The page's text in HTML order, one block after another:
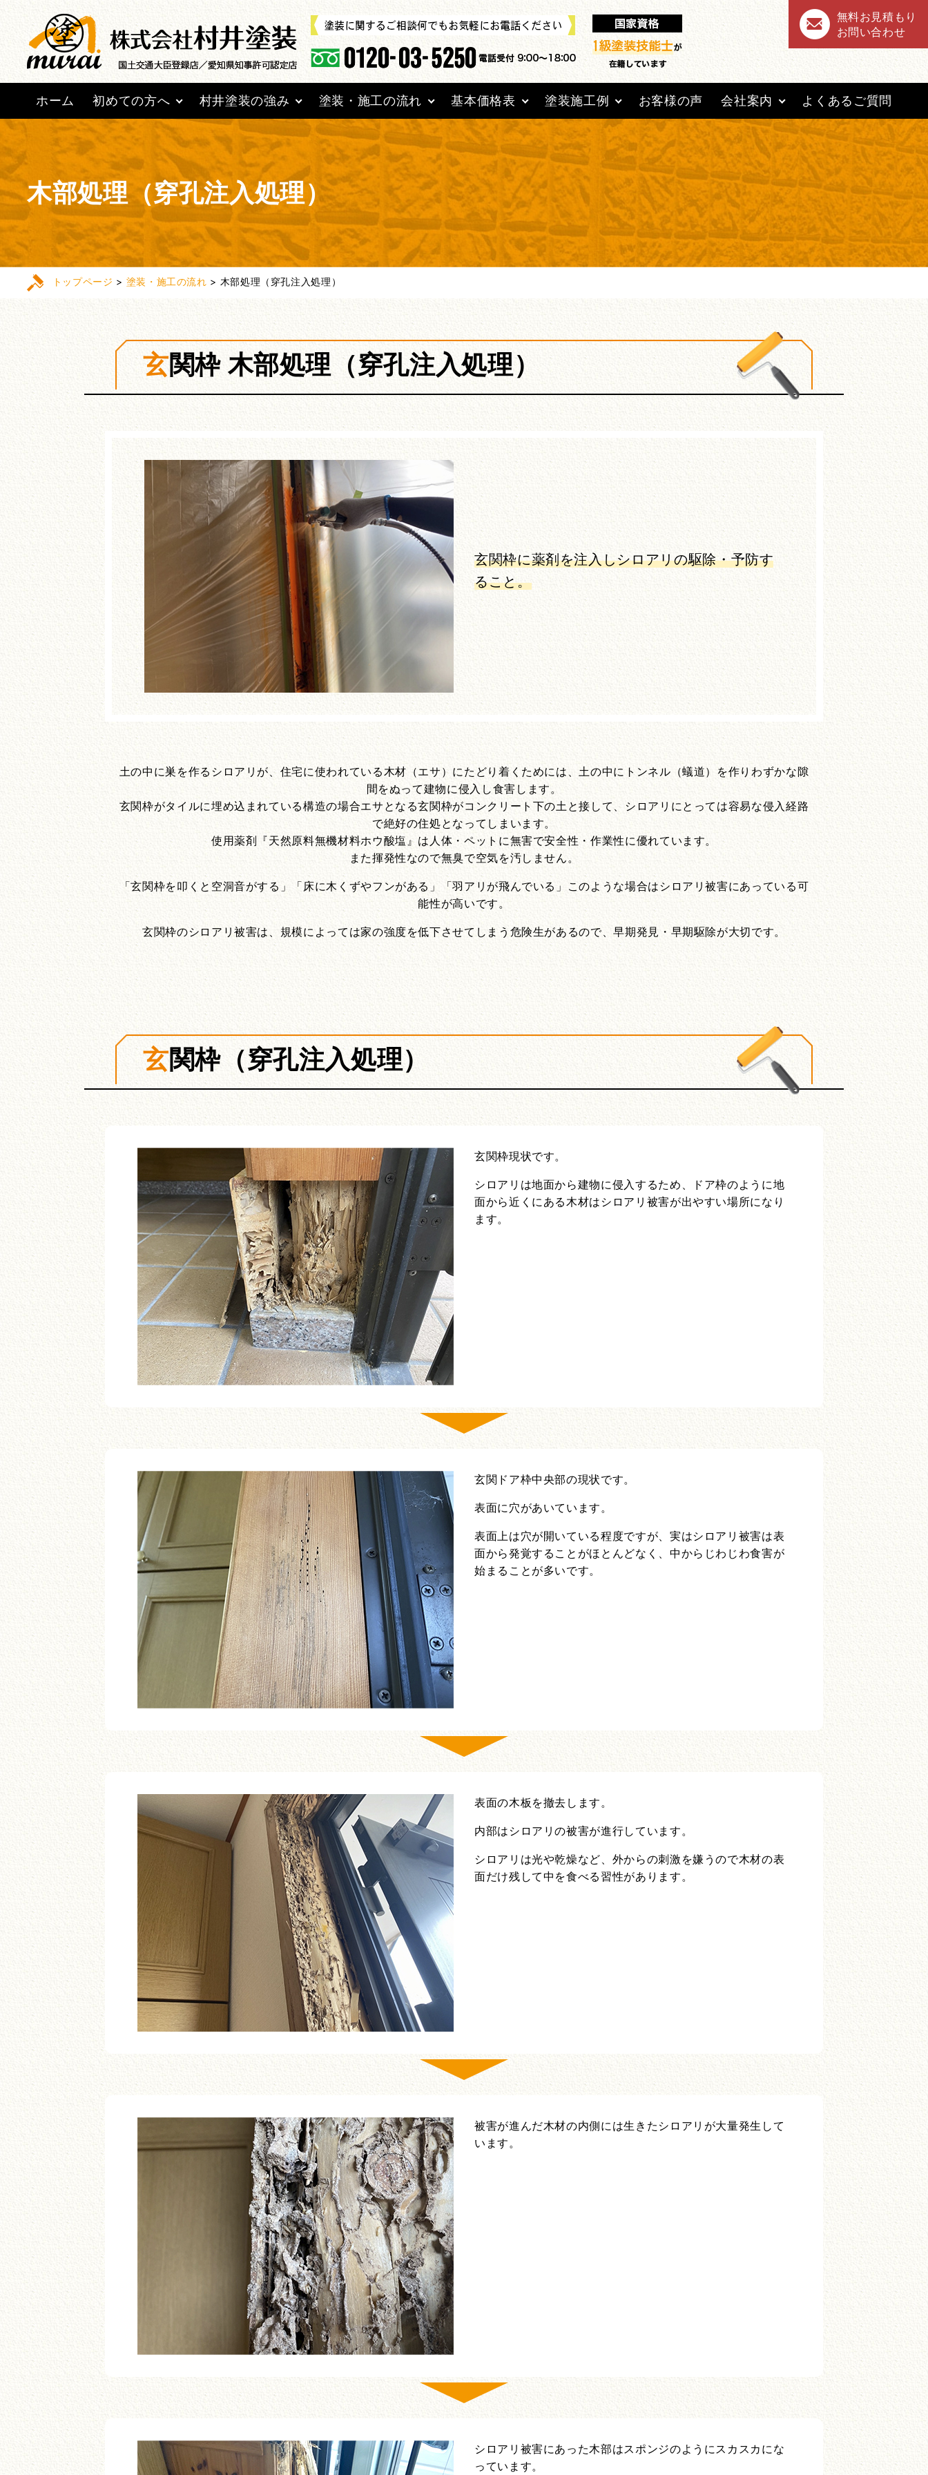
無料お見積もり
お問い合わせ
ホーム 初めての方へ 村井塗装の強み 塗装・施工の流れ 基本価格表 塗装施工例 お客様の声 会社案内 よくあるご質問
木部処理（穿孔注入処理）
トップページ > 塗装・施工の流れ > 木部処理（穿孔注入処理）
玄関枠 木部処理（穿孔注入処理）
玄関枠に薬剤を注入しシロアリの駆除・予防す
ること。
土の中に巣を作るシロアリが、住宅に使われている木材（エサ）にたどり着くためには、土の中にトンネル（蟻道）を作りわずかな隙
間をぬって建物に侵入し食害します。
玄関枠がタイルに埋め込まれている構造の場合エサとなる玄関枠がコンクリート下の土と接して、シロアリにとっては容易な侵入経路
で絶好の住処となってしまいます。
使用薬剤『天然原料無機材料ホウ酸塩』は人体・ペットに無害で安全性・作業性に優れています。
また揮発性なので無臭で空気を汚しません。
「玄関枠を叩くと空洞音がする」「床に木くずやフンがある」「羽アリが飛んでいる」このような場合はシロアリ被害にあっている可
能性が高いです。
玄関枠のシロアリ被害は、規模によっては家の強度を低下させてしまう危険生があるので、早期発見・早期駆除が大切です。
玄関枠（穿孔注入処理）
玄関枠現状です。
シロアリは地面から建物に侵入するため、ドア枠のように地
面から近くにある木材はシロアリ被害が出やすい場所になり
ます。
玄関ドア枠中央部の現状です。
表面に穴があいています。
表面上は穴が開いている程度ですが、実はシロアリ被害は表
面から発覚することがほとんどなく、中からじわじわ食害が
始まることが多いです。
表面の木板を撤去します。
内部はシロアリの被害が進行しています。
シロアリは光や乾燥など、外からの刺激を嫌うので木材の表
面だけ残して中を食べる習性があります。
被害が進んだ木材の内側には生きたシロアリが大量発生して
います。
シロアリ被害にあった木部はスポンジのようにスカスカにな
っています。